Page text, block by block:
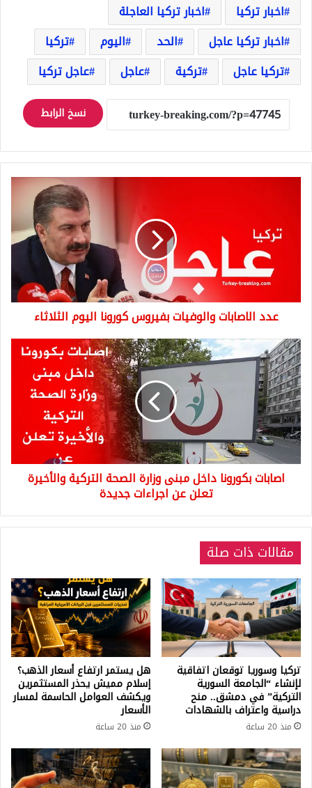
اخبار تركيا
اخبار تركيا العاجلة
اخبار تركيا عاجل
الحد اليوم
تركيا
تركيا عاجل
تركية عاجل عاجل تركيا
نسخ الرابط
بفيروس
كورونا
عدد الاصابات والوفيات بفيروس كورونا اليوم الثلاثاء
اصابات
بكورونا
داخل
مبنى
وزارة
الصحة
التركية
والأخيرة
تعلن
اصابات بكورونا داخل مبنى وزارة الصحة التركية والأخيرة
تعلن عن اجراءات جديدة
مقالات ذات صلة
تركيا وسوريا توقعان اتفاقية
لإنشاء “الجامعة السورية
التركية” في دمشق.. منح
دراسية واعتراف بالشهادات
منذ 20 ساعة
هل يستمر ارتفاع أسعار الذهب؟
إسلام مميش يحذر المستثمرين
ويكشف العوامل الحاسمة لمسار
الأسعار
منذ 20 ساعة